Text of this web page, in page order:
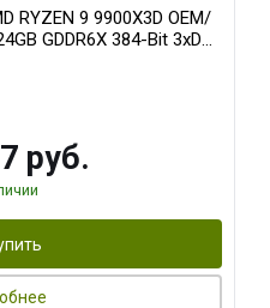
RYZEN 9 9900X3D OEM/
GDDR6X 384-Bit 3xDP
руб.